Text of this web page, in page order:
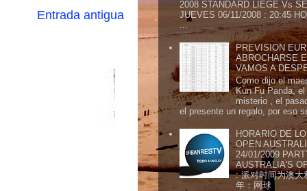
Entrada antigua
2008 STANDARD LIÉGE Vs
JUEVES 06/11/2008 : 20:45
...
PREVISION
ABROCHARSE
VAMOS A
Como dijo el
Kun Fu Panda,
misterio , el
el presente un regalo, por eso
HORARIO DE
OPEN
24/01/2009
AUSTRALIA'S
: 派对时间为澳大
年：网球